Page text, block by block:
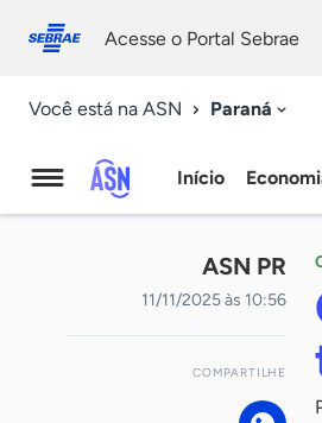
conosco
Acesse o Portal Sebrae
Você está na ASN Paraná
Agência
Sebrae
Notícias
Início
ASN PR
11/11/2025 às 10:56
COMPARTILHE